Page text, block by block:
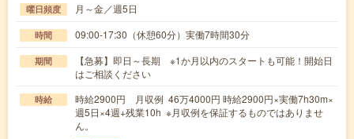
曜日頻度 月～金／週5日
時間 09:00-17:30（休憩60分）実働7時間30分
期間
【急募】即日～長期 ※1か月以内のスタートも可能！開始日
はご相談ください
時給
時給2900円 月収例 46万4000円 時給2900円×実働7h30m×
週5日×4週+残業10h ※月収例を保証するものではありませ
ん。